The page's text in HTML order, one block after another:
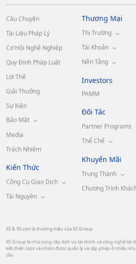
Câu Chuyện
Tài Liệu Pháp Lý
Cơ Hội Nghề Nghiệp
Quy Định Pháp Luật
Lợi Thế
Giải Thưởng
Sự Kiện
Bảo Mật
Media
Trách Nhiệm
Kiến Thức
Công Cụ Giao Dịch
Tài Nguyên
Thương Mại
Thị Trường
Tài Khoản
Nền Tảng
Investors
PAMM
Đối Tác
Partner Programs
Thể Chế
Khuyến Mãi
Trung Thành
Chương Trình
XS & XS.com là thương hiệu của XS Group.
XS Group là nhà cung cấp dịch vụ tài chính và công nghệ tài
kết chiến lược và nhóm được quản lý và cấp phép ở nhiều
cầu.